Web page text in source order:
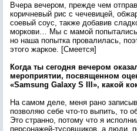
Вчера вечером, прежде чем
коричневый рис с чечевицей,
соевый соус, также добавив
моркови… Мы с мамой попытались
но наша попытка провалилась,
этого жаркое. [Смеется]
Когда ты сегодня вечером
мероприятии, посвященном
«Samsung Galaxy S III », какой
На самом деле, меня рано
позволяю себе что-то выпить, то
Это странно, потому что я
персонажей-тусовщиков, а люди,